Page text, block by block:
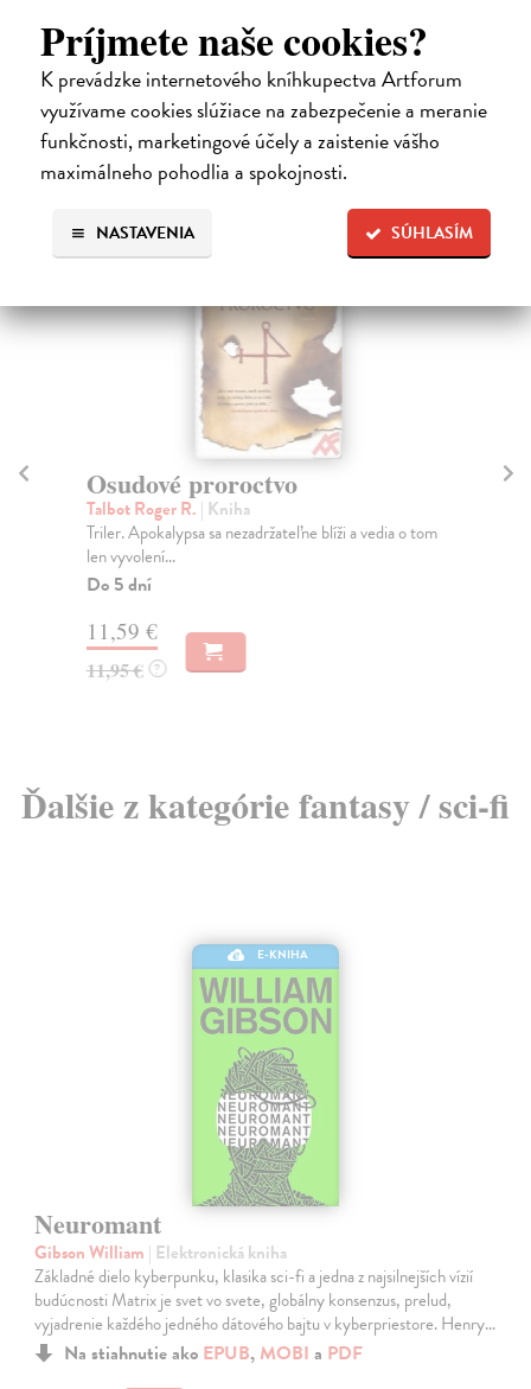
Príjmete naše cookies?
K prevádzke internetového kníhkupectva Artforum
využívame cookies slúžiace na zabezpečenie a meranie
funkčnosti, marketingové účely a zaistenie vášho
maximálneho pohodlia a spokojnosti.
SÚHLASÍM
NASTAVENIA
High-contrast mode
Čitatelia s podobným vkusom si
kúpili aj:
Osudové proroctvo
Talbot Roger R.| Kniha
Triler. Apokalypsa sa nezadržateľne blíži a vedia o tom
len vyvolení...
Do 5 dní
11,59 €
11,95 € ?
Ďalšie z kategórie fantasy / sci-fi
E-KNIHA
Neuromant
Gibson William | Elektronická kniha
Základné dielo kyberpunku, klasika sci-fi a jedna z najsilnejších vízií
budúcnosti Matrix je svet vo svete, globálny konsenzus, prelud,
vyjadrenie každého jedného dátového bajtu v kyberpriestore. Henry…
Na stiahnutie ako EPUB, MOBI a PDF